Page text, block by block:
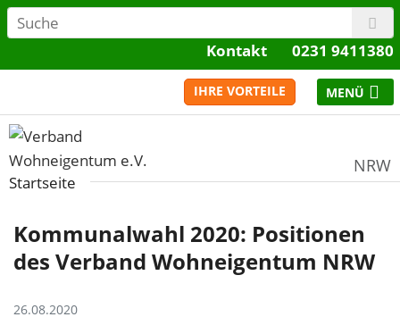
Kontakt 0231 9411380
IHRE VORTEILE
NRW
Startseite
Kommunalwahl 2020: Positionen
des Verband Wohneigentum NRW
26.08.2020